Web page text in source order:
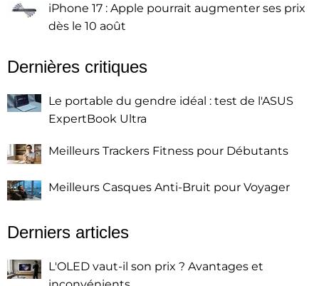
iPhone 17 : Apple pourrait augmenter ses prix
dès le 10 août
Dernières critiques
Le portable du gendre idéal : test de l'ASUS
ExpertBook Ultra
Meilleurs Trackers Fitness pour Débutants
Meilleurs Casques Anti-Bruit pour Voyager
Derniers articles
L'OLED vaut-il son prix ? Avantages et